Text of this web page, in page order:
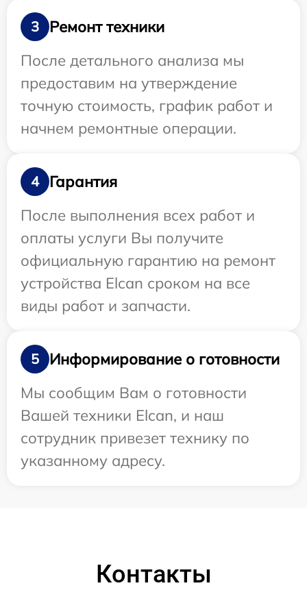
3
Ремонт техники
После детального анализа мы
предоставим на утверждение
точную стоимость, график работ и
начнем ремонтные операции.
4
Гарантия
После выполнения всех работ и
оплаты услуги Вы получите
официальную гарантию на ремонт
устройства Elcan сроком на все
виды работ и запчасти.
5
Информирование о готовности
Мы сообщим Вам о готовности
Вашей техники Elcan, и наш
сотрудник привезет технику по
указанному адресу.
Контакты